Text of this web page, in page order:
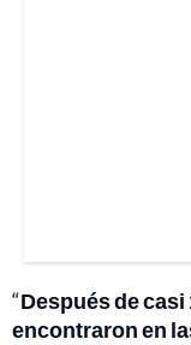
“Después de casi
encontraron en